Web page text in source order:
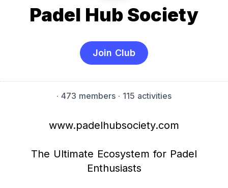
Padel Hub Society
Join Club
· 473 members · 115 activities
www.padelhubsociety.com
The Ultimate Ecosystem for Padel
Enthusiasts